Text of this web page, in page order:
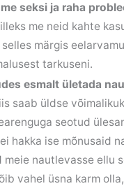
seksi ja raha
me neid kahte
märgis
tarkuseni.
esmalt ületada
saab üldse
seotud
hakka ise mõnusaid
meie nautlevasse ellu
vahel üsna karm